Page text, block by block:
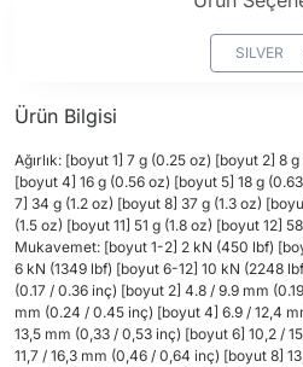
SILVER
Ürün Bilgisi
Ağırlık: [boyut 1] 7 g (0.25 oz) [boyut 2] 8
[boyut 4] 16 g (0.56 oz) [boyut 5] 18 g
7] 34 g (1.2 oz) [boyut 8] 37 g (1.3 oz)
(1.5 oz) [boyut 11] 51 g (1.8 oz) [boyut 12]
Mukavemet: [boyut 1-2] 2 kN (450 lbf)
6 kN (1349 lbf) [boyut 6-12] 10 kN (2248
(0.17 / 0.36 inç) [boyut 2] 4.8 / 9.9 mm
mm (0.24 / 0.45 inç) [boyut 4] 6.9 / 12,4
13,5 mm (0,33 / 0,53 inç) [boyut 6] 10,2 /
11,7 / 16,3 mm (0,46 / 0,64 inç) [boyut 8]